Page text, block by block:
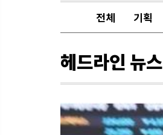
전체 기획
헤드라인 뉴스